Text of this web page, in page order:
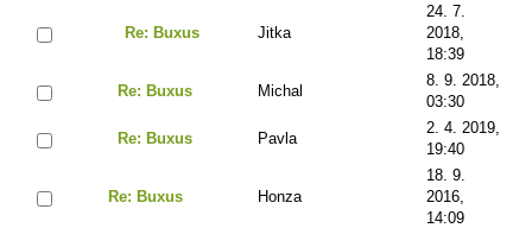
Re: Buxus Jitka
24. 7.
2018,
18:39
Re: Buxus Michal
8. 9. 2018,
03:30
Re: Buxus Pavla
2. 4. 2019,
19:40
Re: Buxus Honza
18. 9.
2016,
14:09